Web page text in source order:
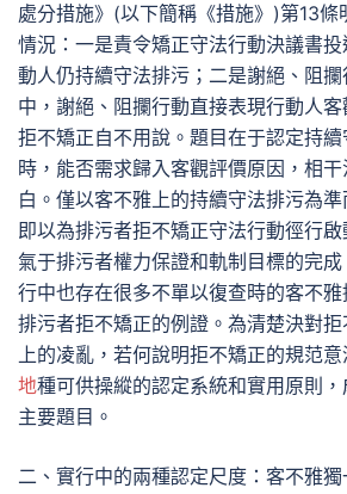
處分措施》(以下簡稱《措施》)第13條
情況：一是責令矯正守法行動決議書
動人仍持續守法排污；二是謝絕、阻
中，謝絕、阻攔行動直接表現行動人
拒不矯正自不用說。題目在于認定持
時，能否需求歸入客觀評價原因，相
白。僅以客不雅上的持續守法排污為準
即以為排污者拒不矯正守法行動徑行
氣于排污者權力保證和軌制目標的完
行中也存在很多不單以復查時的客不
排污者拒不矯正的例證。為清楚決對
上的凌亂，若何說明拒不矯正的規范
地種可供操縱的認定系統和實用原則
主要題目。
二、實行中的兩種認定尺度：客不雅